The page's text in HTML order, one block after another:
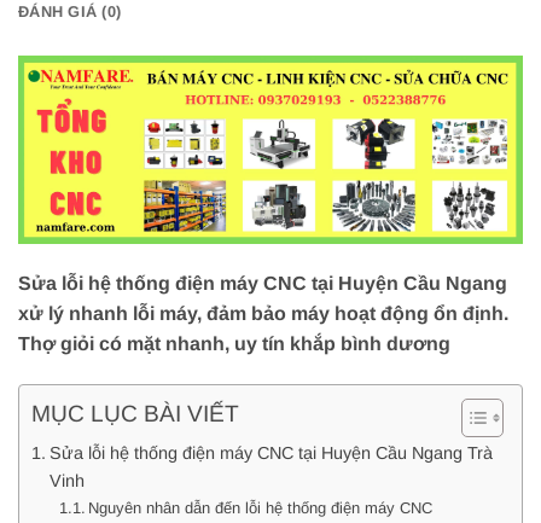
ĐÁNH GIÁ (0)
Sửa lỗi hệ thống điện máy CNC tại Huyện Cầu Ngang
xử lý nhanh lỗi máy, đảm bảo máy hoạt động ổn định.
Thợ giỏi có mặt nhanh, uy tín khắp bình dương
MỤC LỤC BÀI VIẾT
Sửa lỗi hệ thống điện máy CNC tại Huyện Cầu Ngang Trà
Vinh
Nguyên nhân dẫn đến lỗi hệ thống điện máy CNC